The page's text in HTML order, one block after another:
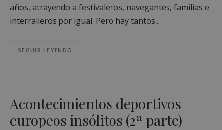
años, atrayendo a festivaleros, navegantes, familias e
interraileros por igual. Pero hay tantos...
SEGUIR LEYENDO
Acontecimientos deportivos
europeos insólitos (2ª parte)